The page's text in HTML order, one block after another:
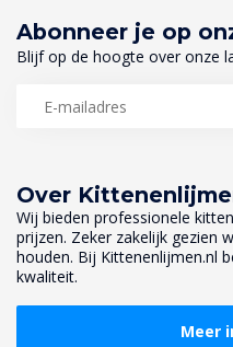
Over
Wij bieden professionele
prijzen. Zeker zakelijk gezien
houden. Bij Kittenenlijmen.nl
kwaliteit.
Meer
Abonneer je op
Blijf op de hoogte over onze